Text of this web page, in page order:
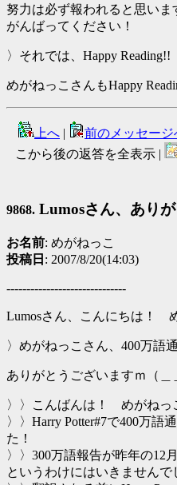
努力は必ず報われると思いま
がんばってください！
〉それでは、Happy Reading!!
めがねっこさんもHappy
上へ | 前のメッセージ
こから後の返答を全表示 |
9868. Lumosさん、あり
お名前: めがねっこ
投稿日 : 2007/8/20(14:03)
------------------------------
Lumosさん、こんにちは！
〉めがねっこさん、400万語
ありがとうございますｍ（＿
〉〉こんばんは！ めがねっ
〉〉Harry Potter#7で400万語
た！
〉〉300万語報告が昨年の12
というわけにはいきませんで